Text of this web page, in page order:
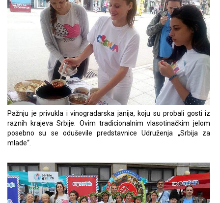
Pažnju je privukla i vinogradarska janija, koju su probali gosti iz
raznih krajeva Srbije. Ovim tradicionalnim vlasotinačkim jelom
posebno su se oduševile predstavnice Udruženja „Srbija za
mlade“.